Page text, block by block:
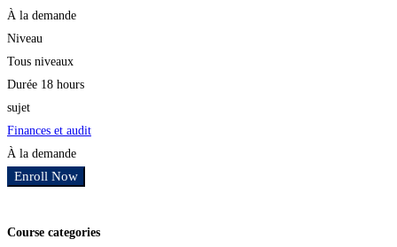
À la demande
Niveau
Tous niveaux
Durée 18 hours
sujet
Finances et audit
À la demande
Enroll Now
Course categories